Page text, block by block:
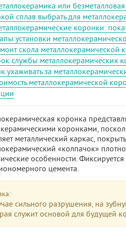
или
сплав выбрать для
коронки:
установки
скола металлокерамической
службы металлокерамических
ухаживать за
металлокерамической
коронка
коронками,
металлический каркас,
«колпачок»
особенности.
цемента.
сильного разрушения, на
служит основой для будущей